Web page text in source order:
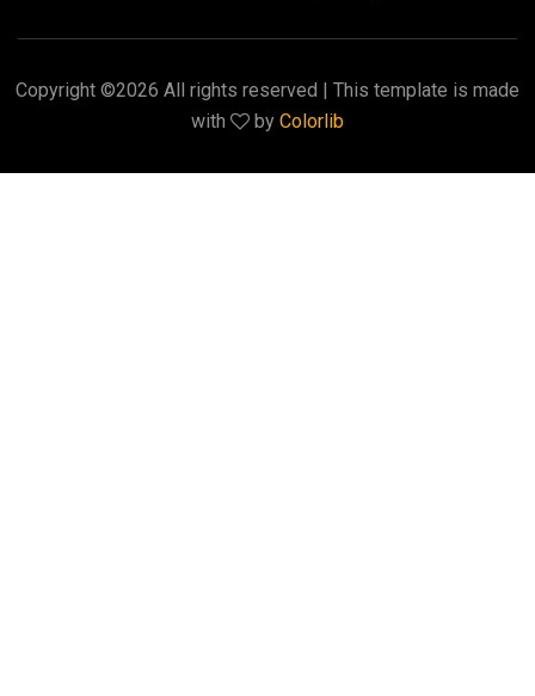
Copyright ©2026 All rights reserved | This template is made
with
by Colorlib